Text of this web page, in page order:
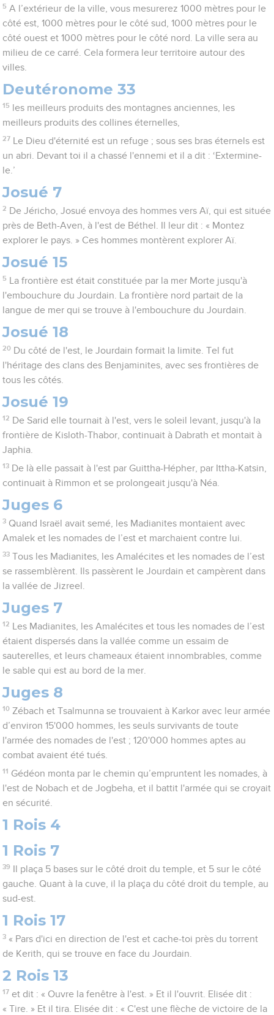
5 A l’extérieur de la ville, vous mesurerez 1000 mètres pour le
côté est, 1000 mètres pour le côté sud, 1000 mètres pour le
côté ouest et 1000 mètres pour le côté nord. La ville sera au
milieu de ce carré. Cela formera leur territoire autour des
villes.
Deutéronome 33
15
les meilleurs produits des montagnes anciennes, les
meilleurs produits des collines éternelles,
27
Le Dieu d'éternité est un refuge ; sous ses bras éternels est
un abri. Devant toi il a chassé l'ennemi et il a dit : ‘Extermine-
le.’
Josué 7
2 De Jéricho, Josué envoya des hommes vers Aï, qui est située
près de Beth-Aven, à l'est de Béthel. Il leur dit : « Montez
explorer le pays. » Ces hommes montèrent explorer Aï.
Josué 15
5
La frontière est était constituée par la mer Morte jusqu'à
l'embouchure du Jourdain. La frontière nord partait de la
langue de mer qui se trouve à l'embouchure du Jourdain.
Josué 18
20 Du côté de l'est, le Jourdain formait la limite. Tel fut
l'héritage des clans des Benjaminites, avec ses frontières de
tous les côtés.
Josué 19
12 De Sarid elle tournait à l'est, vers le soleil levant, jusqu'à la
frontière de Kisloth-Thabor, continuait à Dabrath et montait à
Japhia.
13 De là elle passait à l'est par Guittha-Hépher, par Ittha-Katsin,
continuait à Rimmon et se prolongeait jusqu'à Néa.
Juges 6
3 Quand Israël avait semé, les Madianites montaient avec
Amalek et les nomades de l’est et marchaient contre lui.
33 Tous les Madianites, les Amalécites et les nomades de l’est
se rassemblèrent. Ils passèrent le Jourdain et campèrent dans
la vallée de Jizreel.
Juges 7
12
Les Madianites, les Amalécites et tous les nomades de l’est
étaient dispersés dans la vallée comme un essaim de
sauterelles, et leurs chameaux étaient innombrables, comme
le sable qui est au bord de la mer.
Juges 8
10 Zébach et Tsalmunna se trouvaient à Karkor avec leur armée
d’environ 15'000 hommes, les seuls survivants de toute
l'armée des nomades de l'est ; 120'000 hommes aptes au
combat avaient été tués.
11 Gédéon monta par le chemin qu’empruntent les nomades, à
l'est de Nobach et de Jogbeha, et il battit l'armée qui se croyait
en sécurité.
1 Rois 4
1 Rois 7
39
Il plaça 5 bases sur le côté droit du temple, et 5 sur le côté
gauche. Quant à la cuve, il la plaça du côté droit du temple, au
sud-est.
1 Rois 17
3 « Pars d'ici en direction de l'est et cache-toi près du torrent
de Kerith, qui se trouve en face du Jourdain.
2 Rois 13
17 et dit : « Ouvre la fenêtre à l'est. » Et il l'ouvrit. Elisée dit :
« Tire. » Et il tira. Elisée dit : « C'est une flèche de victoire de la